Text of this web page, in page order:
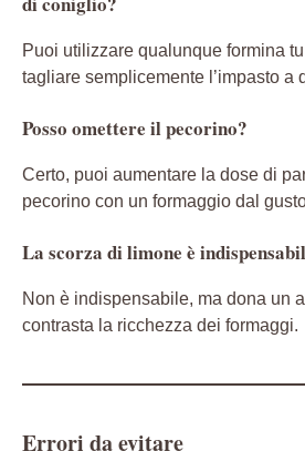
Puoi utilizzare qualunque formina
tagliare semplicemente l’impasto a
Posso omettere il pecorino?
Certo, puoi aumentare la dose di
pecorino con un formaggio dal
La scorza di limone è
Non è indispensabile, ma dona un
contrasta la ricchezza dei formaggi.
Errori da evitare